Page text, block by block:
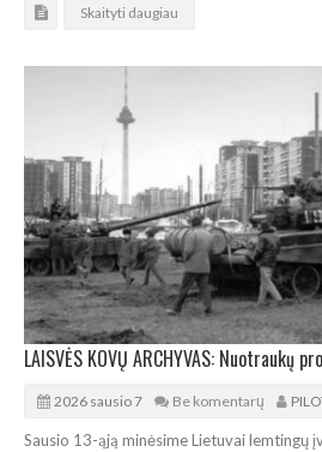
Skaityti daugiau
2026 sausio 7 Be komentarų
Sausio 13-ąją minėsime Lietuvai lemtingų